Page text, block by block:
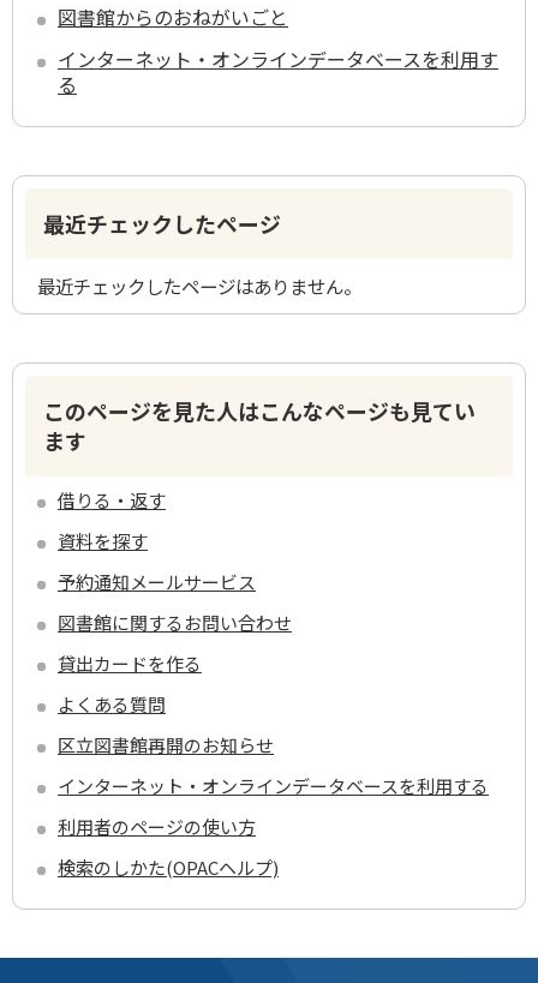
図書館からのおねがいごと
インターネット・オンラインデータベースを利用す
る
最近チェックしたページ
最近チェックしたページはありません。
このページを見た人はこんなページも見てい
ます
借りる・返す
資料を探す
予約通知メールサービス
図書館に関するお問い合わせ
貸出カードを作る
よくある質問
区立図書館再開のお知らせ
インターネット・オンラインデータベースを利用する
利用者のページの使い方
検索のしかた(OPACヘルプ)